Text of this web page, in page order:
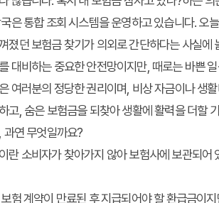
은 통합 조회 시스템을 운영하고 있습니다. 오
졌던 보험금 찾기가 의외로 간단하다는 사실에
대비하는 중요한 안전망이지만, 때로는 바쁜
여러분의 정당한 권리이며, 비상 자금이나 생
고, 숨은 보험금을 되찾아 생활에 활력을 더할
과연 무엇일까요?
란 소비자가 찾아가지 않아 보험사에 보관되어
험 계약이 만료된 후 지급되어야 할 환급금이